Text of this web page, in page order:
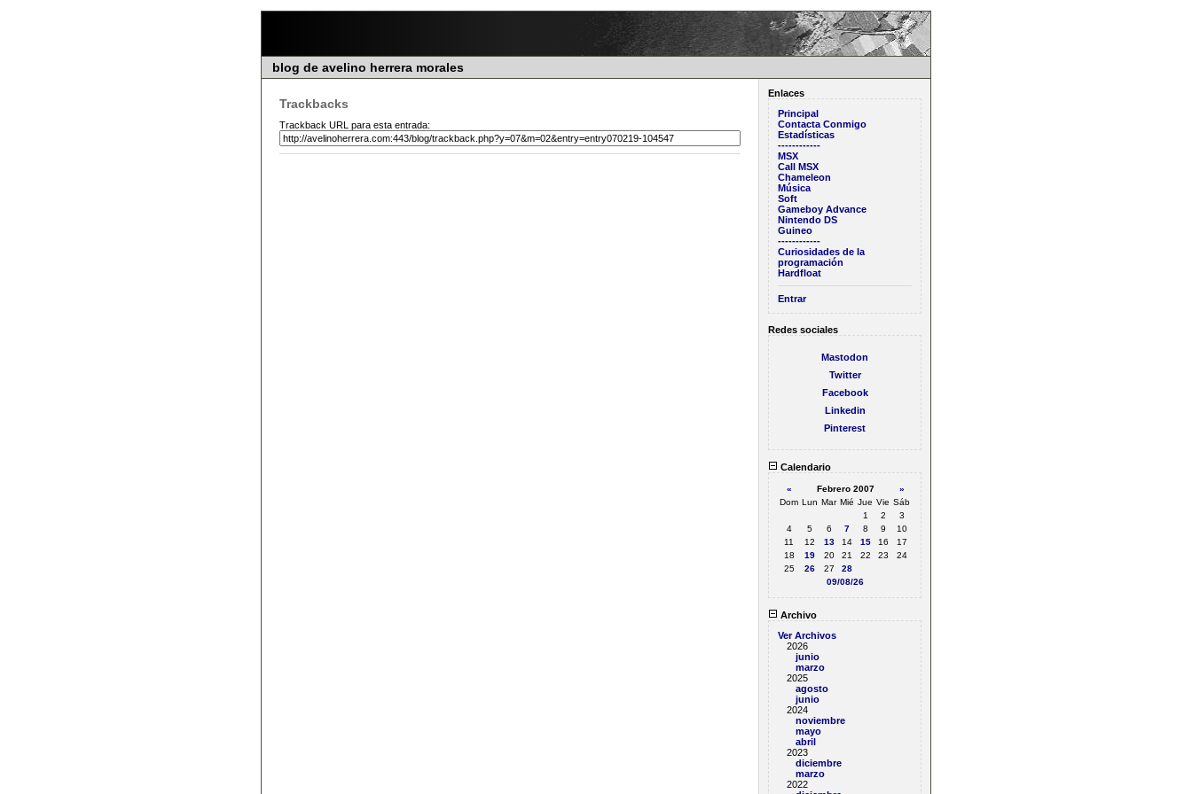
blog de avelino herrera morales
Trackbacks
Trackback URL para esta entrada:
Enlaces
Principal
Contacta Conmigo
Estadísticas
------------
MSX
Call MSX
Chameleon
Música
Soft
Gameboy Advance
Nintendo DS
Guineo
------------
Curiosidades de la
programación
Hardfloat
Entrar
Redes sociales
Mastodon
Twitter
Facebook
Linkedin
Pinterest
Calendario
« Febrero 2007
»
Dom Lun Mar Mié Jue Vie Sáb
1
2
3
4
5 6 7 8 9
10
11
12 13 14 15 16
17
18
19 20 21 22 23
24
25
26 27
28
09/08/26
Archivo
Ver Archivos
2026
junio
marzo
2025
agosto
junio
2024
noviembre
mayo
abril
2023
diciembre
marzo
2022